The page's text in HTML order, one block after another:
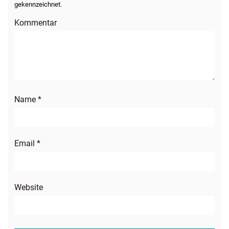
gekennzeichnet.
Kommentar
Name *
Email *
Website